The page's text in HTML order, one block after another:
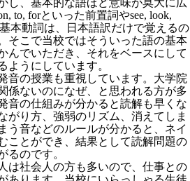
し、基本的な語ほど意味が莫大に広
to, forといった前置詞やsee, look,
本動詞は、日本語訳だけで覚えるの
そこで当校ではそういった語の基本
んでいただき、それをベースにして
ようにしています。
音の授業も重視しています。大学院
係ないのになぜ、と思われる方が多
音の仕組みが分かると読解も早くな
がり方、強弱のリズム、消えてしま
う音などのルールが分かると、ネイ
ことができ、結果として読解問題の
るのです。
は社会人の方も多いので、仕事との